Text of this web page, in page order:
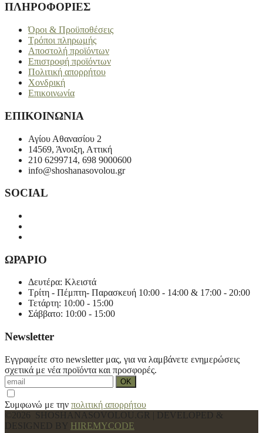
ΠΛΗΡΟΦΟΡΙΕΣ
Όροι & Προϋποθέσεις
Τρόποι πληρωμής
Αποστολή προϊόντων
Επιστροφή προϊόντων
Πολιτική απορρήτου
Χονδρική
Επικοινωνία
ΕΠΙΚΟΙΝΩΝΙΑ
Αγίου Αθανασίου 2
14569, Άνοιξη, Αττική
210 6299714, 698 9000600
info@shoshanasovolou.gr
SOCIAL
ΩΡΑΡΙΟ
Δευτέρα: Κλειστά
Τρίτη - Πέμπτη- Παρασκευή 10:00 - 14:00 & 17:00 - 20:00
Τετάρτη: 10:00 - 15:00
Σάββατο: 10:00 - 15:00
Newsletter
Εγγραφείτε στο newsletter μας, για να λαμβάνετε ενημερώσεις
σχετικά με νέα προϊόντα και προσφορές.
Συμφωνώ με την πολιτική απορρήτου
©2026 SHOSHANASOVOLOU.GR | DEVELOPED &
DESIGNED BY HIREMYCODE